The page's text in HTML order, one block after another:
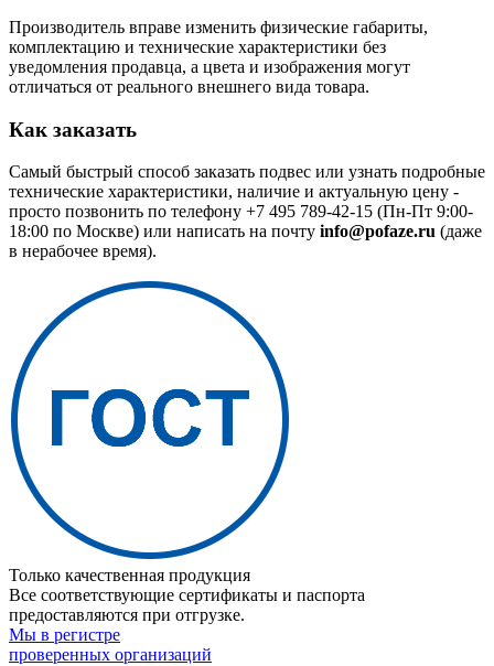
Производитель вправе изменить физические габариты,
комплектацию и технические характеристики без
уведомления продавца, а цвета и изображения могут
отличаться от реального внешнего вида товара.
Как заказать
Самый быстрый способ заказать подвес или узнать подробные
технические характеристики, наличие и актуальную цену -
просто позвонить по телефону +7 495 789-42-15 (Пн-Пт 9:00-
18:00 по Москве) или написать на почту info@pofaze.ru (даже
в нерабочее время).
Только качественная продукция
Все соответствующие сертификаты и паспорта
предоставляются при отгрузке.
Мы в регистре
проверенных организаций